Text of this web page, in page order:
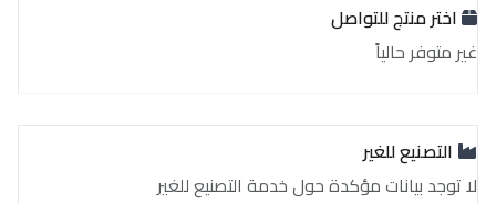
اختر منتج للتواصل
غير متوفر حالياً
التصنيع للغير
لا توجد بيانات مؤكدة حول خدمة التصنيع للغير